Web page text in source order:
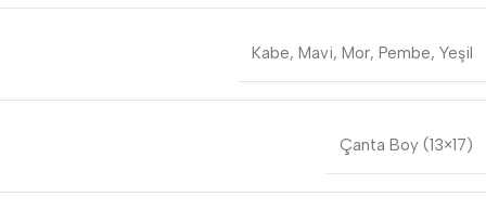
Kabe, Mavi, Mor, Pembe, Yeşil
Çanta Boy (13×17)